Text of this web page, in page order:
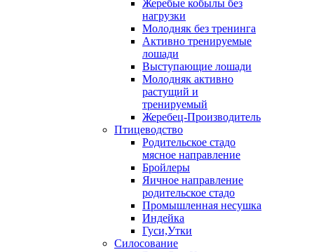
Жеребые кобылы без
нагрузки
Молодняк без тренинга
Активно тренируемые
лошади
Выступающие лошади
Молодняк активно
растущий и
тренируемый
Жеребец-Производитель
Птицеводство
Родительское стадо
мясное направление
Бройлеры
Яичное направление
родительское стадо
Промышленная несушка
Индейка
Гуси,Утки
Силосование